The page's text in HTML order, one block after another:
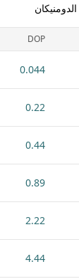
DOP
0.044
0.22
0.44
0.89
2.22
4.44